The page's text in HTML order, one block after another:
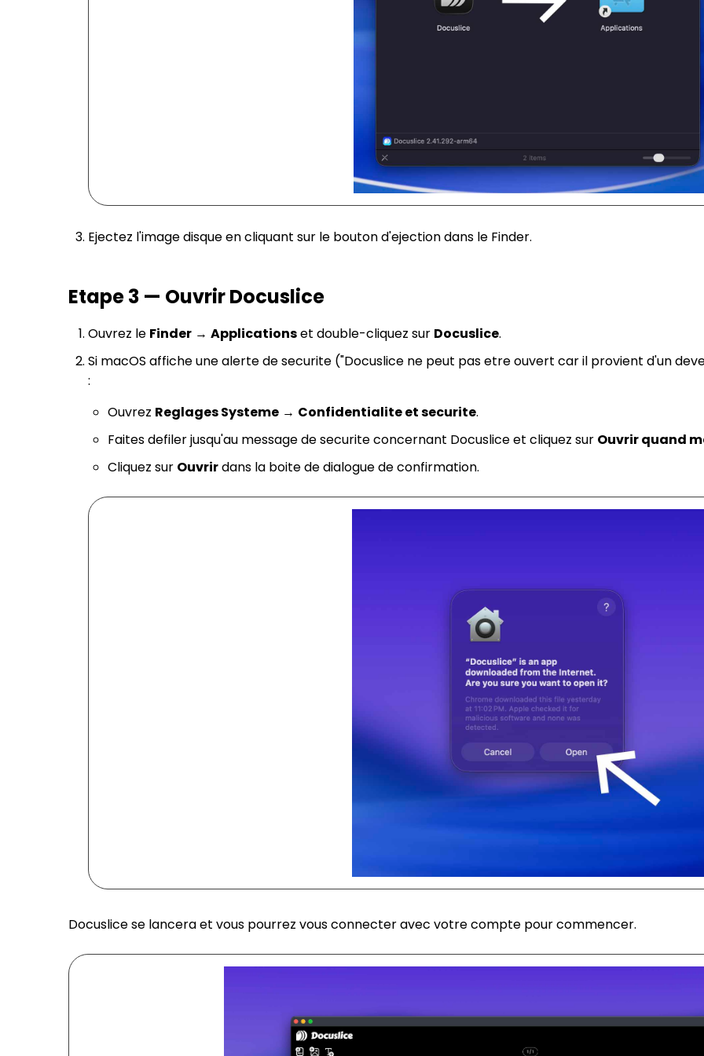
Ejectez l'image disque en cliquant sur le bouton d'ejection dans le Finder.
Etape 3 — Ouvrir Docuslice
Ouvrez le Finder → Applicationset double-cliquez sur Docuslice.
Si macOS affiche une alerte de securite ("Docuslice ne peut pas etre ouvert car il provient d'un
:
Ouvrez Reglages Systeme → Confidentialite et securite.
Faites defiler jusqu'au message de securite concernant Docuslice et cliquez sur Ouvrir quand
Cliquez sur Ouvrirdans la boite de dialogue de confirmation.
Docuslice se lancera et vous pourrez vous connecter avec votre compte pour commencer.